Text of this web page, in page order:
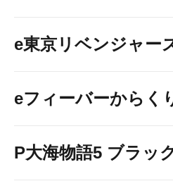
e東京リベンジャー
eフィーバーからく
P大海物語5 ブラッ